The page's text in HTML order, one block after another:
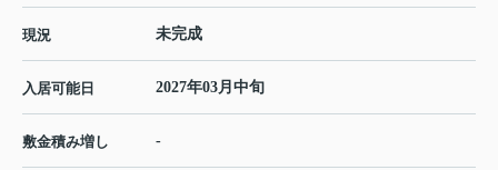
現況 未完成
入居可能日 2027年03月中旬
敷金積み増し -